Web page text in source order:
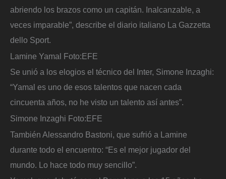
abriendo los brazos como un capitán. Inalcanzable, a
veces imparable”, describe el diario italiano La Gazzetta
dello Sport.
Lamine Yamal Foto:EFE
Se unió a los elogios el técnico del Inter, Simone Inzaghi:
“Yamal es uno de esos talentos que nacen cada
cincuenta años, no he visto un talento así antes”.
Simone Inzaghi Foto:EFE
También Alessandro Bastoni, que sufrió a Lamine
durante todo el encuentro: “Es el mejor jugador del
mundo. Lo hace todo muy sencillo”.